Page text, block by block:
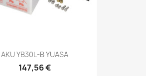
AKU YB30L-B YUASA
147,56 €